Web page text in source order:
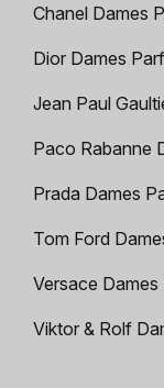
Chanel Dames
Dior Dames
Jean Paul
Paco Rabanne
Prada Dames
Tom Ford
Versace Dames
Viktor & Rolf